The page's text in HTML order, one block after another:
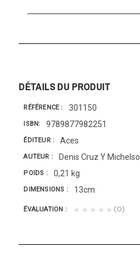
DÉTAILS DU PRODUIT
RÉFÉRENCE 301150
ISBN 9789877982251
ÉDITEUR Aces
AUTEUR Denis Cruz Y
POIDS 0,21 kg
DIMENSIONS 13cm
ÉVALUATION ★★★★★ (0)